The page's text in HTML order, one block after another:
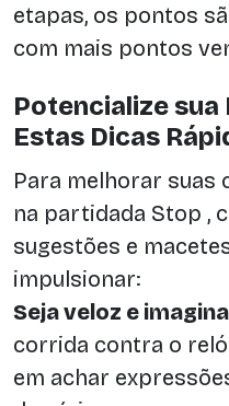
etapas, os pontos
com mais pontos
Potencialize
Estas Dicas
Para melhorar suas
na partidada Stop ,
sugestões e
impulsionar:
Seja veloz e
corrida contra o
em achar